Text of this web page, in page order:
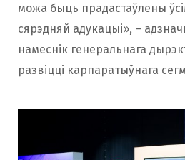
можа быць прадастаўлены
сярэдняй адукацыі», –
намеснік генеральнага
развіцці карпаратыўнага